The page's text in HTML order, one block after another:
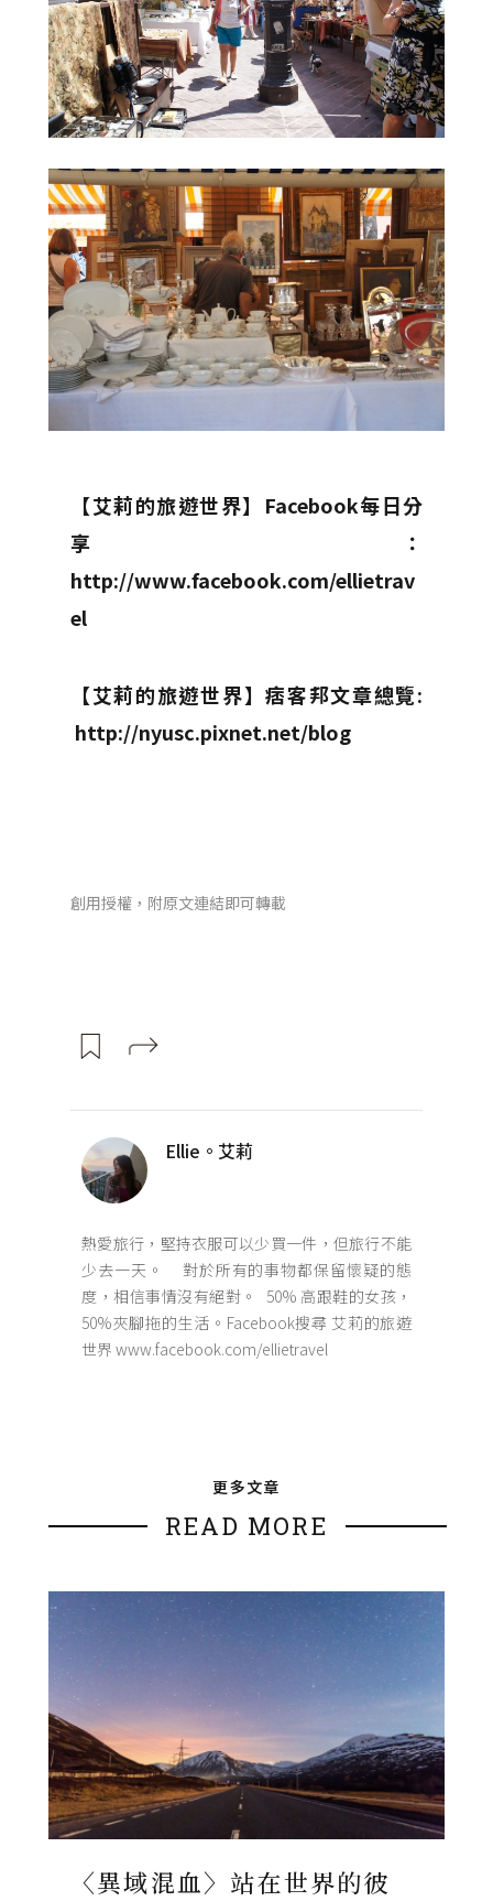
【艾莉的旅遊世界】Facebook每日分
享：
http://www.facebook.com/ellietrav
el
【艾莉的旅遊世界】痞客邦文章總覽:
http://nyusc.pixnet.net/blog
創用授權，附原文連結即可轉載
Ellie。艾莉
熱愛旅行，堅持衣服可以少買一件，但旅行不能
少去一天。 對於所有的事物都保留懷疑的態
度，相信事情沒有絕對。 50% 高跟鞋的女孩，
50%夾腳拖的生活。Facebook搜尋 艾莉的旅遊
世界 www.facebook.com/ellietravel
更多文章
READ MORE
〈異域混血〉站在世界的彼